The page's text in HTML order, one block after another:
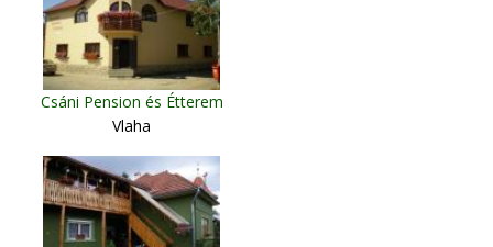
Csáni Pension és Étterem
Vlaha